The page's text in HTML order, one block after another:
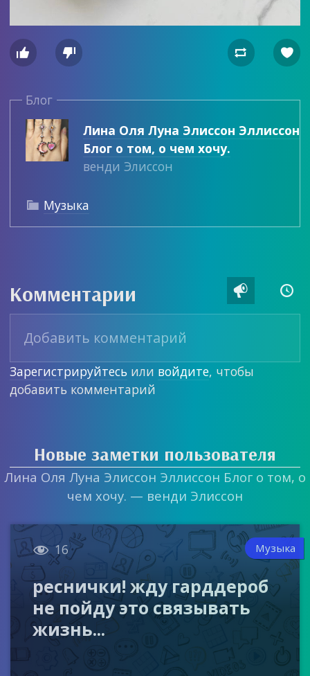
   
Блог
Лина Оля Луна Элиссон Эллиссон
Блог о том, о чем хочу.
венди Элиссон
 Музыка
Комментарии  
Зарегистрируйтесь или войдите, чтобы
добавить комментарий
Новые заметки пользователя
Лина Оля Луна Элиссон Эллиссон Блог о том, о
чем хочу. — венди Элиссон
 16 Музыка
реснички! жду гарддероб
не пойду это связывать
жизнь...